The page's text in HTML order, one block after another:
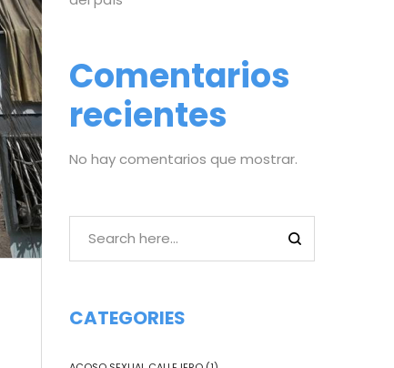
Comentarios
recientes
No hay comentarios que mostrar.
CATEGORIES